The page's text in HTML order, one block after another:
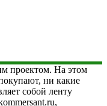
проектом. На этом
ни какие
собой ленту